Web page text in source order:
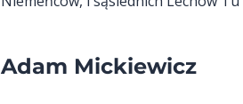
Adam Mickiewicz